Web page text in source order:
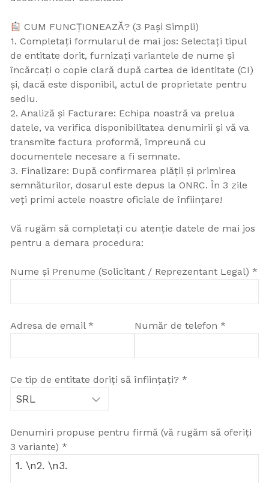
CUM FUNCȚIONEAZĂ? (3 Pași Simpli)
1. Completați formularul de mai jos: Selectați tipul
de entitate dorit, furnizați variantele de nume și
încărcați o copie clară după cartea de identitate (CI)
și, dacă este disponibil, actul de proprietate pentru
sediu.
2. Analiză și Facturare: Echipa noastră va prelua
datele, va verifica disponibilitatea denumirii și vă va
transmite factura proformă, împreună cu
documentele necesare a fi semnate.
3. Finalizare: După confirmarea plății și primirea
semnăturilor, dosarul este depus la ONRC. În 3 zile
veți primi actele noastre oficiale de înființare!
Vă rugăm să completați cu atenție datele de mai jos
pentru a demara procedura:
Nume și Prenume (Solicitant / Reprezentant Legal) *
Adresa de email * Număr de telefon *
Ce tip de entitate doriți să înființați? *
Denumiri propuse pentru firmă (vă rugăm să oferiți
3 variante) *